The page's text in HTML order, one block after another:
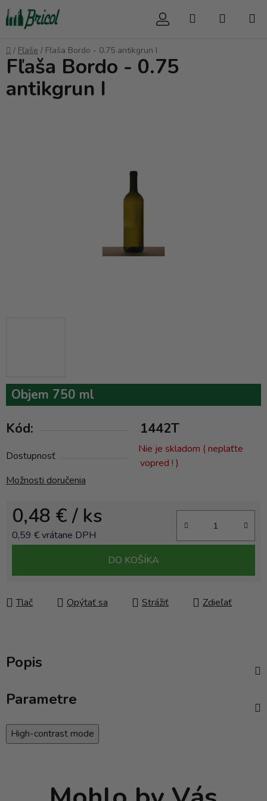
Prejsť
na
obsah
Hľadať
Domov
/ Fľaše / Fľaša Bordo - 0.75 antikgrun I
Objem 750 ml
Kód: 1442T
Dostupnosť
Nie je skladom ( neplaťte
vopred ! )
Možnosti doručenia
0,48 €/ ks
0,59 € vrátane DPH
DO KOŠÍKA
Tlač Opýtať sa Strážiť Zdieľať
Fľaša Bordo - 0.75
antikgrun I
Popis
Parametre
High-contrast mode